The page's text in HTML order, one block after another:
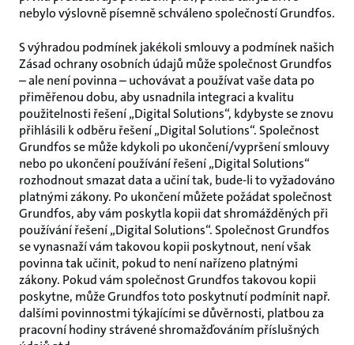
nebylo výslovně písemně schváleno společností Grundfos.
S výhradou podmínek jakékoli smlouvy a podmínek našich
Zásad ochrany osobních údajů může společnost Grundfos
– ale není povinna – uchovávat a používat vaše data po
přiměřenou dobu, aby usnadnila integraci a kvalitu
použitelnosti řešení „Digital Solutions“, kdybyste se znovu
přihlásili k odběru řešení „Digital Solutions“. Společnost
Grundfos se může kdykoli po ukončení/vypršení smlouvy
nebo po ukončení používání řešení „Digital Solutions“
rozhodnout smazat data a učiní tak, bude-li to vyžadováno
platnými zákony. Po ukončení můžete požádat společnost
Grundfos, aby vám poskytla kopii dat shromážděných při
používání řešení „Digital Solutions“. Společnost Grundfos
se vynasnaží vám takovou kopii poskytnout, není však
povinna tak učinit, pokud to není nařízeno platnými
zákony. Pokud vám společnost Grundfos takovou kopii
poskytne, může Grundfos toto poskytnutí podmínit např.
dalšími povinnostmi týkajícími se důvěrnosti, platbou za
pracovní hodiny strávené shromažďováním příslušných